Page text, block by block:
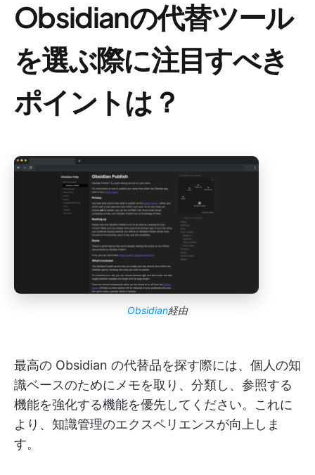
Obsidianの代替ツール
を選ぶ際に注目すべき
ポイントは？
Obsidian経由
最高の Obsidian の代替品を探す際には、個人の知
識ベースのためにメモを取り、分類し、参照する
機能を強化する機能を優先してください。これに
より、知識管理のエクスペリエンスが向上しま
す。